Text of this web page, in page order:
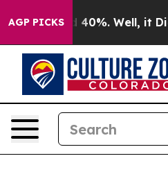
AGP PICKS
Around 40%. Well, it Didn’t